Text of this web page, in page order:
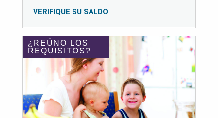
VERIFIQUE SU SALDO
¿REÚNO LOS
REQUISITOS?